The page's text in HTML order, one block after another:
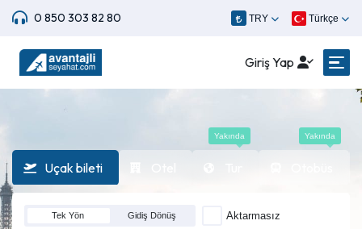
0 850 303 82 80 TRY Türkçe
Giriş Yap
Uçak bileti
Yakında Yakında
Tek Yön Gidiş Dönüş Aktarmasız